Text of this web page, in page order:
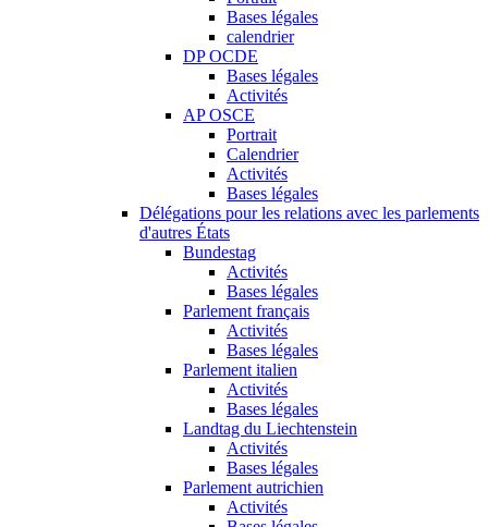
Bases légales
calendrier
DP OCDE
Bases légales
Activités
AP OSCE
Portrait
Calendrier
Activités
Bases légales
Délégations pour les relations avec les parlements
d'autres États
Bundestag
Activités
Bases légales
Parlement français
Activités
Bases légales
Parlement italien
Activités
Bases légales
Landtag du Liechtenstein
Activités
Bases légales
Parlement autrichien
Activités